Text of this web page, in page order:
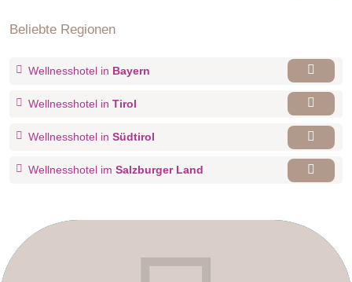
Beliebte Regionen
Wellnesshotel in Bayern
Wellnesshotel in Tirol
Wellnesshotel in Südtirol
Wellnesshotel im Salzburger Land